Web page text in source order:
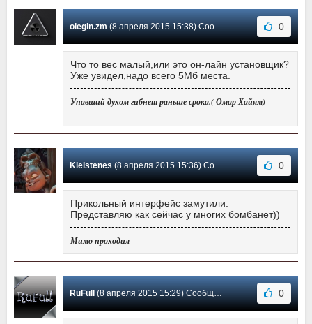
olegin.zm(8 апреля 2015 15:38) Сообщение #3 0
Что то вес малый,или это он-лайн установщик?
Уже увидел,надо всего 5Мб места.
Упавший духом гибнет раньше срока.( Омар Хайям)
Kleistenes(8 апреля 2015 15:36) Сообщение #2 0
Прикольный интерфейс замутили.
Представляю как сейчас у многих бомбанет))
Мимо проходил
RuFull (8 апреля 2015 15:29) Сообщение #1 0